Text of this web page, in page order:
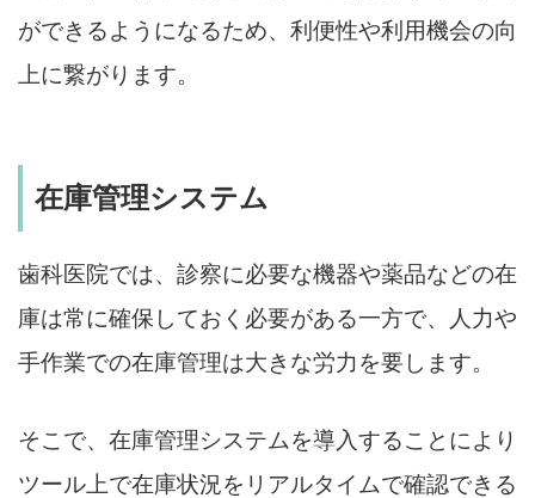
ができるようになるため、利便性や利用機会の向
上に繋がります。
在庫管理システム
歯科医院では、診察に必要な機器や薬品などの在
庫は常に確保しておく必要がある一方で、人力や
手作業での在庫管理は大きな労力を要します。
そこで、在庫管理システムを導入することにより
ツール上で在庫状況をリアルタイムで確認できる